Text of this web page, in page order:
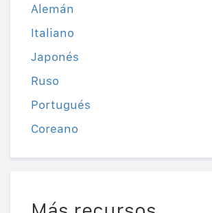
Alemán
Italiano
Japonés
Ruso
Portugués
Coreano